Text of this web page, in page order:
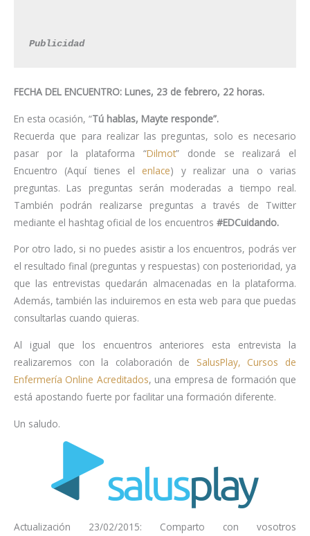
Publicidad
FECHA DEL ENCUENTRO: Lunes, 23 de febrero, 22 horas.
En esta ocasión, “Tú hablas, Mayte responde”.
Recuerda que para realizar las preguntas, solo es necesario
pasar por la plataforma “Dilmot” donde se realizará el
Encuentro (Aquí tienes el enlace) y realizar una o varias
preguntas. Las preguntas serán moderadas a tiempo real.
También podrán realizarse preguntas a través de Twitter
mediante el hashtag oficial de los encuentros #EDCuidando.
Por otro lado, si no puedes asistir a los encuentros, podrás ver
el resultado final (preguntas y respuestas) con posterioridad, ya
que las entrevistas quedarán almacenadas en la plataforma.
Además, también las incluiremos en esta web para que puedas
consultarlas cuando quieras.
Al igual que los encuentros anteriores esta entrevista la
realizaremos con la colaboración de SalusPlay, Cursos de
Enfermería Online Acreditados, una empresa de formación que
está apostando fuerte por facilitar una formación diferente.
Un saludo.
Actualización 23/02/2015: Comparto con vosotros